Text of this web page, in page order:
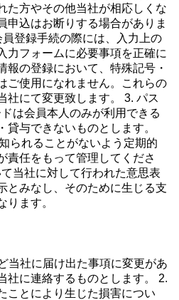
た方やその他当社が相応しくな
申込はお断りする場合がありま
登録手続の際には、入力上の
力フォームに必要事項を正確に
報の登録において、特殊記号・
ご使用になれません。これらの
社にて変更致します。 3. パス
は会員本人のみが利用できる
貸与できないものとします。
られることがないよう定期的
責任をもって管理してくださ
当社に対して行われた意思表
とみなし、そのために生じる支
ります。
当社に届け出た事項に変更があ
社に連絡するものとします。 2.
ことにより生じた損害につい